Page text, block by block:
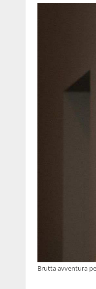
Brutta avventura